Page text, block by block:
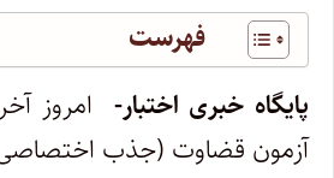
فهرست
پایگاه خبری اختبار- امروز
آزمون قضاوت (جذب اختصاصی) ۱۴۰۴